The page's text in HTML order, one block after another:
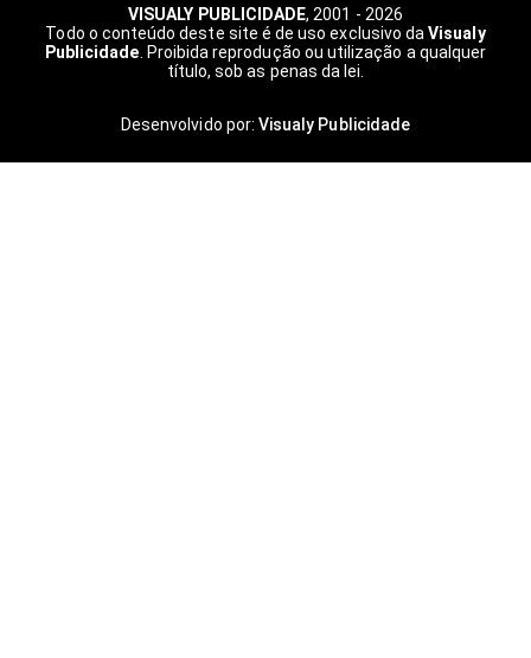
VISUALY PUBLICIDADE, 2001 - 2026
Todo o conteúdo deste site é de uso exclusivo daVisualy
Publicidade . Proibida reprodução ou utilização a qualquer
título, sob as penas da lei.
Desenvolvido por: Visualy Publicidade